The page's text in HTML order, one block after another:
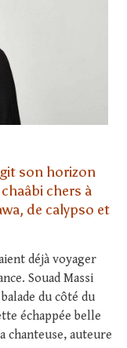
son horizon
chers à
de calypso et
déjà voyager
Souad Massi
du côté du
échappée belle
chanteuse, auteure